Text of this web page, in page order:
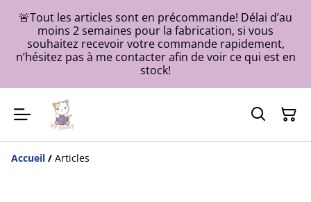
🚨Tout les articles sont en précommande! Délai d’au
moins 2 semaines pour la fabrication, si vous
souhaitez recevoir votre commande rapidement,
n’hésitez pas à me contacter afin de voir ce qui est en
stock!
Accueil / Articles